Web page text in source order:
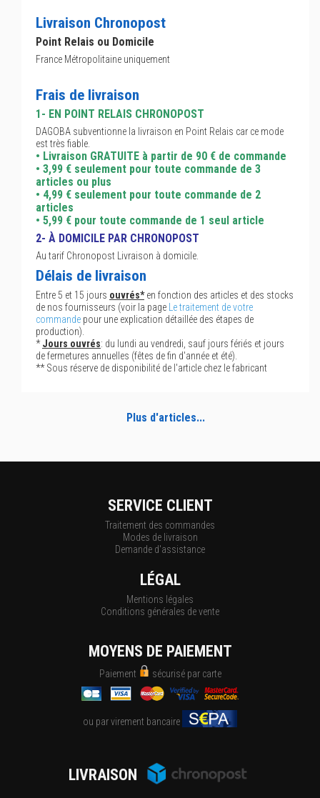
Livraison Chronopost
Point Relais ou Domicile
France Métropolitaine uniquement
Frais de livraison
1- EN POINT RELAIS CHRONOPOST
DAGOBA subventionne la livraison en Point Relais car ce mode
est très fiable.
• Livraison GRATUITE à partir de 90 € de commande
• 3,99 € seulement pour toute commande de 3
articles ou plus
• 4,99 € seulement pour toute commande de 2
articles
• 5,99 € pour toute commande de 1 seul article
2- À DOMICILE PAR CHRONOPOST
Au tarif Chronopost Livraison à domicile.
Délais de livraison
Entre 5 et 15 jours ouvrés*en fonction des articles et des stocks
de nos fournisseurs (voir la page
Le traitement de votre
commande pour une explication détaillée des étapes de
production).
*Jours ouvrés: du lundi au vendredi, sauf jours fériés et jours
de fermetures annuelles (fêtes de fin d'année et été).
** Sous réserve de disponibilité de l'article chez le fabricant
Plus d'articles...
SERVICE CLIENT
Traitement des commandes
Modes de livraison
Demande d'assistance
LÉGAL
Mentions légales
Conditions générales de vente
MOYENS DE PAIEMENT
Paiement sécurisé par carte
ou par virement bancaire
LIVRAISON